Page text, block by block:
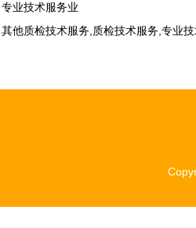
专业技术服务业
其他质检技术服务,质检技术服务,专业